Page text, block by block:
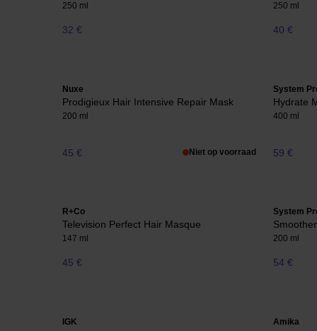
250 ml
32 €
250 ml
40 €
Nuxe
Prodigieux Hair Intensive Repair Mask
200 ml
45 € Niet op voorraad
System
Hydrate
400 ml
59 €
R+Co
Television Perfect Hair Masque
147 ml
45 €
System
200 ml
54 €
IGK Amika